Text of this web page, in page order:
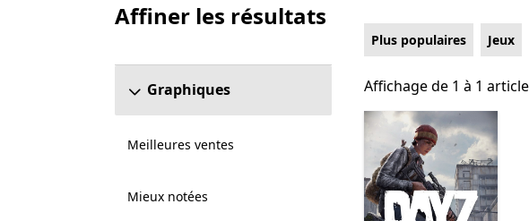
Affiner les résultats
Graphiques
Meilleures ventes
Mieux notées
Plus populaires Jeux
Affichage de 1 à 1
Affichage de 1 à 1